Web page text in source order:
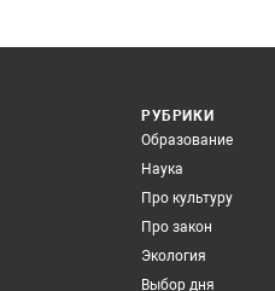
РУБРИКИ
Образование
Наука
Про культуру
Про закон
Экология
Выбор дня